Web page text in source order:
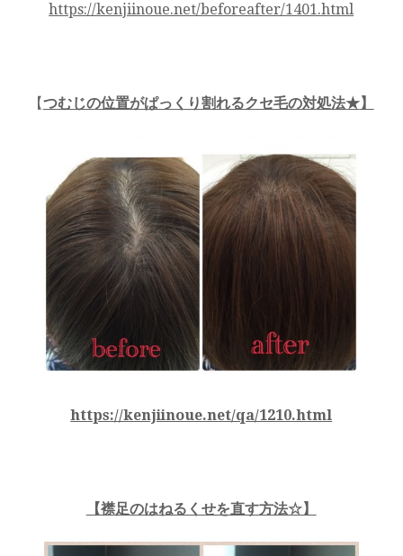
https://kenjiinoue.net/beforeafter/1401.html
【つむじの位置がぱっくり割れるクセ毛の対処法★】
https://kenjiinoue.net/qa/1210.html
【襟足のはねるくせを直す方法☆】